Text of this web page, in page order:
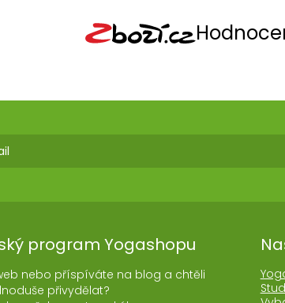
program Yogashopu
nebo příspíváte na blog a chtěli
přivydělat?